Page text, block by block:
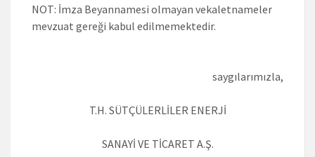
NOT: İmza Beyannamesi olmayan vekaletnameler
mevzuat gereği kabul edilmemektedir.
saygılarımızla,
T.H. SÜTÇÜLERLİLER ENERJİ
SANAYİ VE TİCARET A.Ş.